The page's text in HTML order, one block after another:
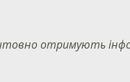
отримують